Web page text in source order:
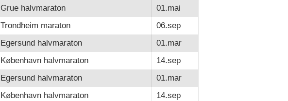
Grue halvmaraton
01.mai
Trondheim maraton
06.sep
Egersund halvmaraton
01.mar
København halvmaraton
14.sep
Egersund halvmaraton
01.mar
København halvmaraton
14.sep